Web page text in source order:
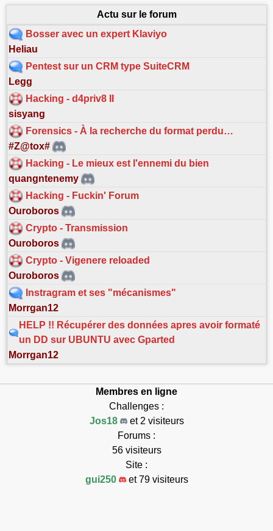
Actu sur le forum
Bosser avec un expert Klaviyo
Heliau
Pentest sur un CRM type SuiteCRM
Legg
Hacking - d4priv8 II
sisyang
Forensics - À la recherche du format perdu…
#Z@tox#
Hacking - Le mieux est l'ennemi du bien
quangntenemy
Hacking - Fuckin' Forum
Ouroboros
Crypto - Transmission
Ouroboros
Crypto - Vigenere reloaded
Ouroboros
Instragram et ses "mécanismes"
Morrgan12
HELP !! Récupérer des données apres avoir formaté
un DD sur UBUNTU avec Gparted
Morrgan12
Membres en ligne
Challenges :
Jos18
et 2 visiteurs
Forums :
56 visiteurs
Site :
gui250
et 79 visiteurs